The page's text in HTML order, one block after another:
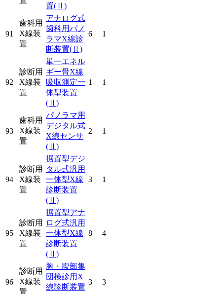
置(Ⅱ)
91
歯科用
X線装
置
アナログ式
歯科用パノ
ラマX線診
断装置(Ⅱ)
6 1
92
診断用
X線装
置
単一エネル
ギー骨X線
吸収測定一
体型装置
(Ⅱ)
1 1
93
歯科用
X線装
置
パノラマ用
デジタル式
X線センサ
(Ⅱ)
2 1
94
診断用
X線装
置
据置型デジ
タル式汎用
一体型X線
診断装置
(Ⅱ)
3 1
95
診断用
X線装
置
据置型アナ
ログ式汎用
一体型X線
診断装置
(Ⅱ)
8 4
96
診断用
X線装
置
胸・腹部集
団検診用X
線診断装置
3 3